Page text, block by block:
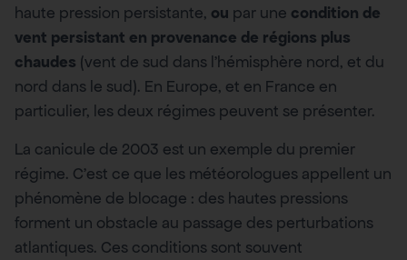
haute pression persistante, ou par une condition de
vent persistant en provenance de régions plus
chaudes (vent de sud dans l’hémisphère nord, et du
nord dans le sud). En Europe, et en France en
particulier, les deux régimes peuvent se présenter.
La canicule de 2003 est un exemple du premier
régime. C’est ce que les météorologues appellent un
phénomène de blocage : des hautes pressions
forment un obstacle au passage des perturbations
atlantiques. Ces conditions sont souvent